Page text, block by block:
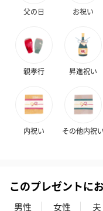
父の日 お祝い
親孝行 昇進祝い
内祝い その他内祝い
このプレゼントに
男性 女性 夫